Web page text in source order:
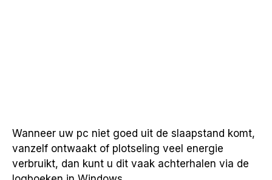
Wanneer uw pc niet goed uit de slaapstand komt,
vanzelf ontwaakt of plotseling veel energie
verbruikt, dan kunt u dit vaak achterhalen via de